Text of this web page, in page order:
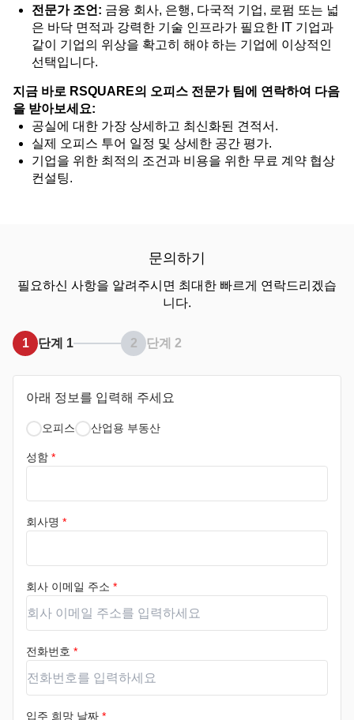
전문가 조언: 금융 회사, 은행, 다국적 기업, 로펌 또는 넓
은 바닥 면적과 강력한 기술 인프라가 필요한 IT 기업과
같이 기업의 위상을 확고히 해야 하는 기업에 이상적인
선택입니다.
지금 바로 RSQUARE의 오피스 전문가 팀에 연락하여 다음
을 받아보세요:
공실에 대한 가장 상세하고 최신화된 견적서.
실제 오피스 투어 일정 및 상세한 공간 평가.
기업을 위한 최적의 조건과 비용을 위한 무료 계약 협상
컨설팅.
문의하기
필요하신 사항을 알려주시면 최대한 빠르게 연락드리겠습
니다.
1 단계 1 2 단계 2
아래 정보를 입력해 주세요
오피스 산업용 부동산
성함 *
회사명 *
회사 이메일 주소 *
전화번호 *
입주 희망 날짜 *